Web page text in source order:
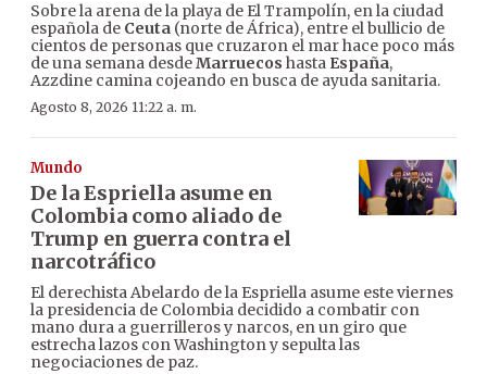
Sobre la arena de la playa de El Trampolín, en la ciudad
española de Ceuta (norte de África), entre el bullicio de
cientos de personas que cruzaron el mar hace poco más
de una semana desdeMarruecos hasta España,
Azzdine camina cojeando en busca de ayuda sanitaria.
Agosto 8, 2026 11:22 a. m.
Mundo
De la Espriella asume en
Colombia como aliado de
Trump en guerra contra el
narcotráfico
El derechista Abelardo de la Espriella asume este viernes
la presidencia de Colombia decidido a combatir con
mano dura a guerrilleros y narcos, en un giro que
estrecha lazos con Washington y sepulta las
negociaciones de paz.